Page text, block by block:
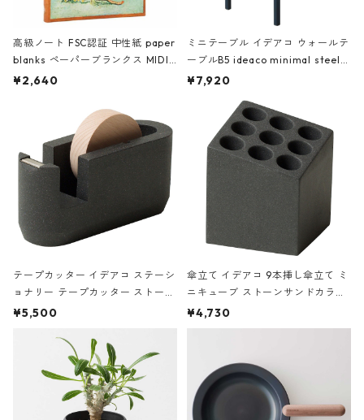
高級ノート FSC認証 中性紙 paper
blanks ペーパーブランクス MIDI
ハードカバー 罫線 ヴァン・ゴッホ
¥2,640
ミニテーブル イデアコ ウォールテ
ーブルB5 ideaco minimal steel f
urniture WALL Table B5 ネイビー
¥7,920
テープカッター イデアコ ステーシ
ョナリー テープカッター ストーン
サンドカラー 石調 ideaco Station
¥5,500
傘立て イデアコ 9本挿し傘立て ミ
ニキューブ ストーンサンドカラー
石調 ideaco Umbrella Stand CUB
E ストーンサンドブラック
¥4,730